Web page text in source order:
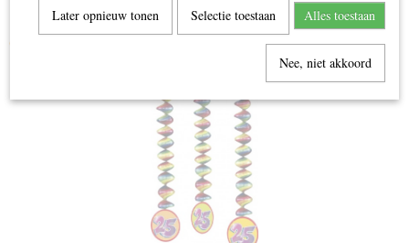
Ook interessant
Later opnieuw tonen Selectie toestaan Alles toestaan
Nee, niet akkoord